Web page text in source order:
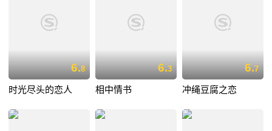
6.8
时光尽头的恋人
6.3
相中情书
6.7
冲绳豆腐之恋